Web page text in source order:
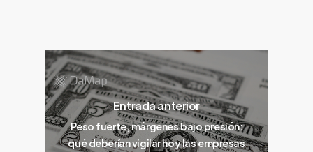
Entrada anterior
Peso fuerte, márgenes bajo presión:
qué deberían vigilar hoy las empresas